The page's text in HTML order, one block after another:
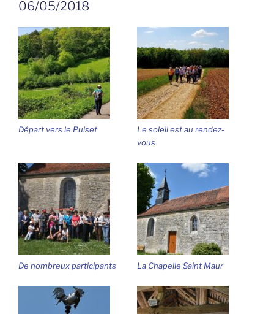
06/05/2018
Départ vers le Puiset
Le soleil est au rendez-
vous
De nombreux participants La Chapelle Saint Maur